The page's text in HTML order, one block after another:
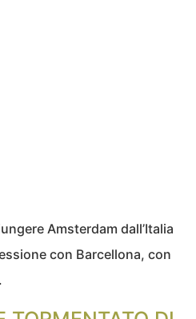
Amsterdam dall’Italia
con Barcellona, con